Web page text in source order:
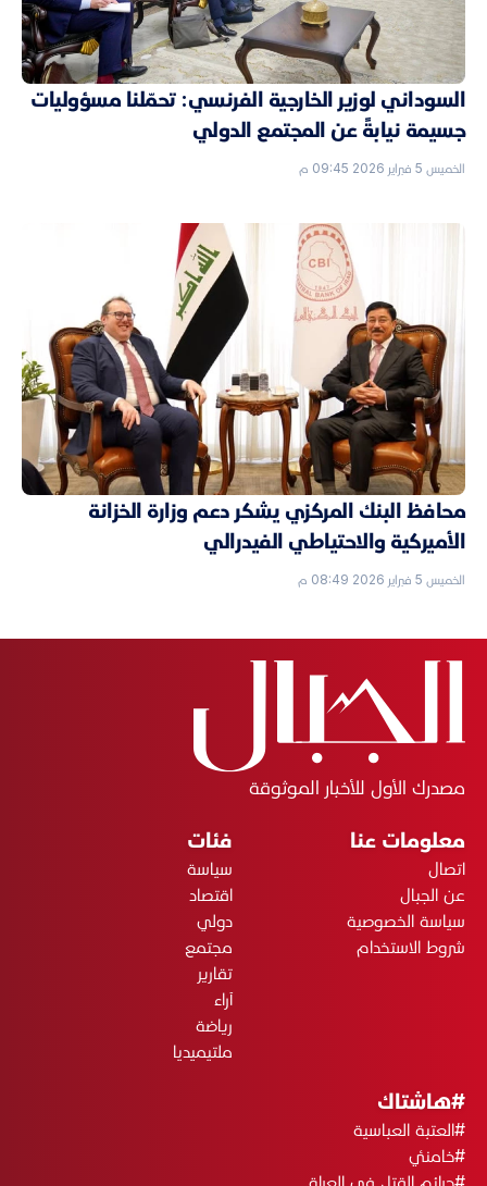
السوداني لوزير الخارجية الفرنسي: تحمّلنا مسؤوليات
جسيمة نيابةً عن المجتمع الدولي
الخميس 5 فبراير 2026 09:45 م
محافظ البنك المركزي يشكر دعم وزارة الخزانة
الأميركية والاحتياطي الفيدرالي
الخميس 5 فبراير 2026 08:49 م
مصدرك الأول للأخبار الموثوقة
معلومات عنا
اتصال
عن الجبال
سياسة الخصوصية
شروط الاستخدام
فئات
سياسة
اقتصاد
دولي
مجتمع
تقارير
آراء
رياضة
ملتيميديا
#هاشتاك
#العتبة العباسية
#خامنئي
#جرائم القتل في العراق